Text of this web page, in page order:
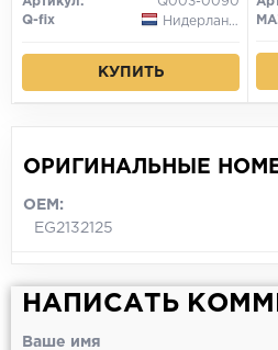
Q-fix
Нидерланды
КУПИТЬ
ОРИГИНАЛЬНЫЕ
OEM:
EG2132125
НАПИСАТЬ
Ваше имя